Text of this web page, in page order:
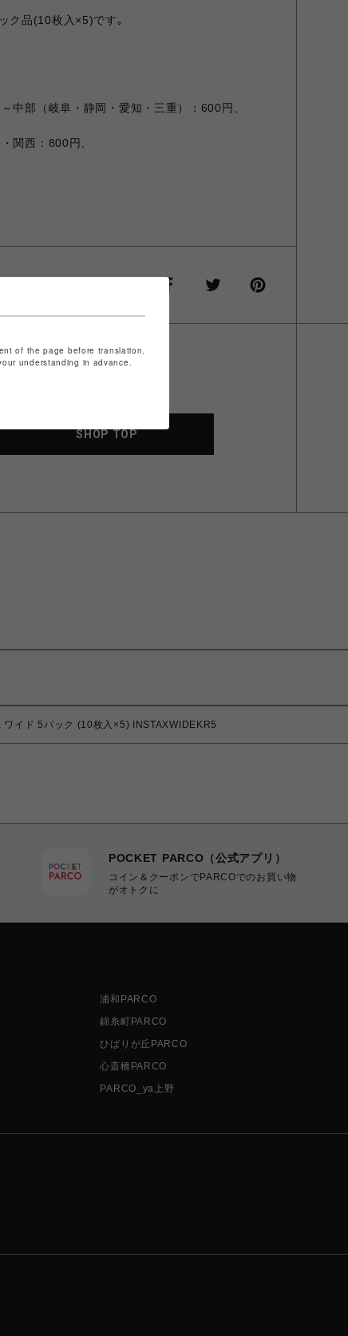
ク品(10枚入×5)です｡
中部（岐阜・静岡・愛知・三重）：600円、
関西：800円、
SHOP TOP
イド 5パック (10枚入×5) INSTAXWIDEKR5
POCKET PARCO（公式アプリ）
コイン＆クーポンでPARCOでのお買い物
がオトクに
浦和PARCO
錦糸町PARCO
ひばりが丘PARCO
心斎橋PARCO
PARCO_ya上野
of the page before translation.
understanding in advance.